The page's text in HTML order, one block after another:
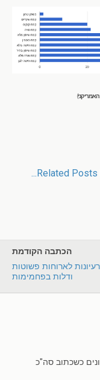
הכתבה הקודמת
רעיונות לארוחות פשוטות
ודלות בפחמימות
כשכתוב סה"כ